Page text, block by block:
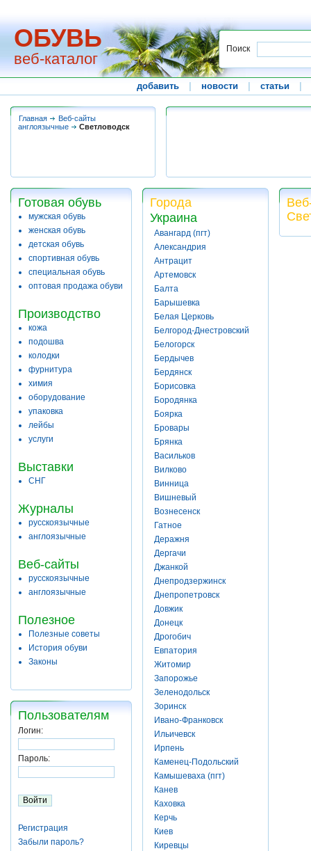
ОБУВЬ
веб-каталог
Поиск
добавить новости статьи
Главная
Веб-сайты
англоязычные
Светловодск
Готовая обувь
мужская обувь
женская обувь
детская обувь
спортивная обувь
специальная обувь
оптовая продажа обуви
Производство
кожа
подошва
колодки
фурнитура
химия
оборудование
упаковка
лейбы
услуги
Выставки
СНГ
Журналы
русскоязычные
англоязычные
Веб-сайты
русскоязычные
англоязычные
Полезное
Полезные советы
История обуви
Законы
Пользователям
Логин:
Пароль:
Регистрация
Забыли пароль?
Города
Украина
Авангард (пгт)
Александрия
Антрацит
Артемовск
Балта
Барышевка
Белая Церковь
Белгород-Днестровский
Белогорск
Бердычев
Бердянск
Борисовка
Бородянка
Боярка
Бровары
Брянка
Васильков
Вилково
Винница
Вишневый
Вознесенск
Гатное
Деражня
Дергачи
Джанкой
Днепродзержинск
Днепропетровск
Довжик
Донецк
Дрогобич
Евпатория
Житомир
Запорожье
Зеленодольск
Зоринск
Ивано-Франковск
Ильичевск
Ирпень
Каменец-Подольский
Камышеваха (пгт)
Канев
Каховка
Керчь
Киев
Киревцы